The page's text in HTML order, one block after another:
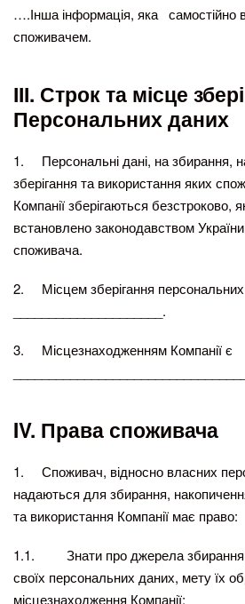
….Інша інформація, яка самостійно
споживачем.
ІІІ. Строк та місце
Персональних даних
1. Персональні дані, на збирання,
зберігання та використання яких
Компанії зберігаються безстроково,
встановлено законодавством
споживача.
2. Місцем зберігання
_____________________.
3. Місцезнаходженням Компанії є
IV. Права споживача
1. Споживач, відносно власних
надаються для збирання,
та використання Компанії має право:
1.1. Знати про джерела збирання,
своїх персональних даних, мету їх
місцезнаходження Компанії;